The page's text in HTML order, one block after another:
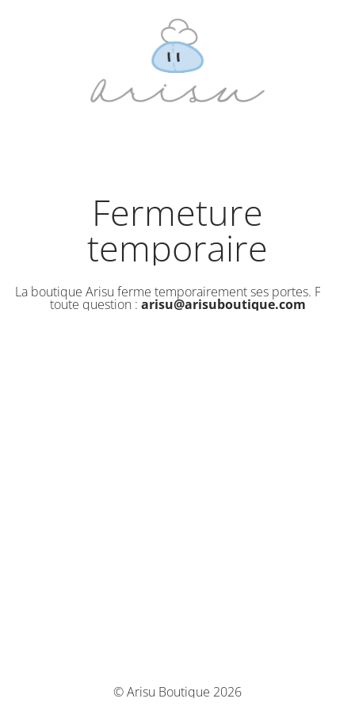
Fermeture
temporaire
La boutique Arisu ferme temporairement ses portes. Pour
toute question : arisu@arisuboutique.com
© Arisu Boutique 2026